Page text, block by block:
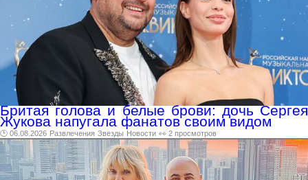
Бритая голова и белые брови: дочь Сергея
Жукова напугала фанатов своим видом
🕑 06.08.2026 Развлечения Звезды Новости 👀 2 просмотров